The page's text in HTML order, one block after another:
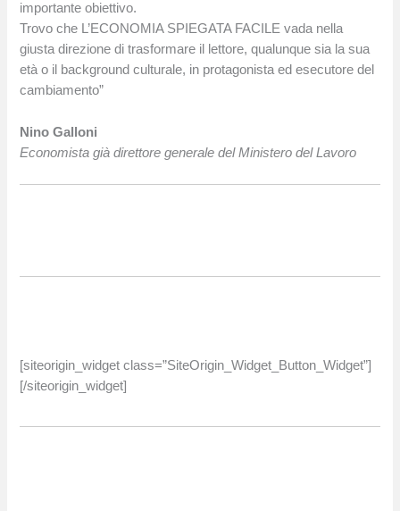
importante obiettivo.
Trovo che L’ECONOMIA SPIEGATA FACILE vada nella
giusta direzione di trasformare il lettore, qualunque sia la sua
età o il background culturale, in protagonista ed esecutore del
cambiamento”
Nino Galloni
Economista già direttore generale del Ministero del Lavoro
[siteorigin_widget class=”SiteOrigin_Widget_Button_Widget”]
[/siteorigin_widget]